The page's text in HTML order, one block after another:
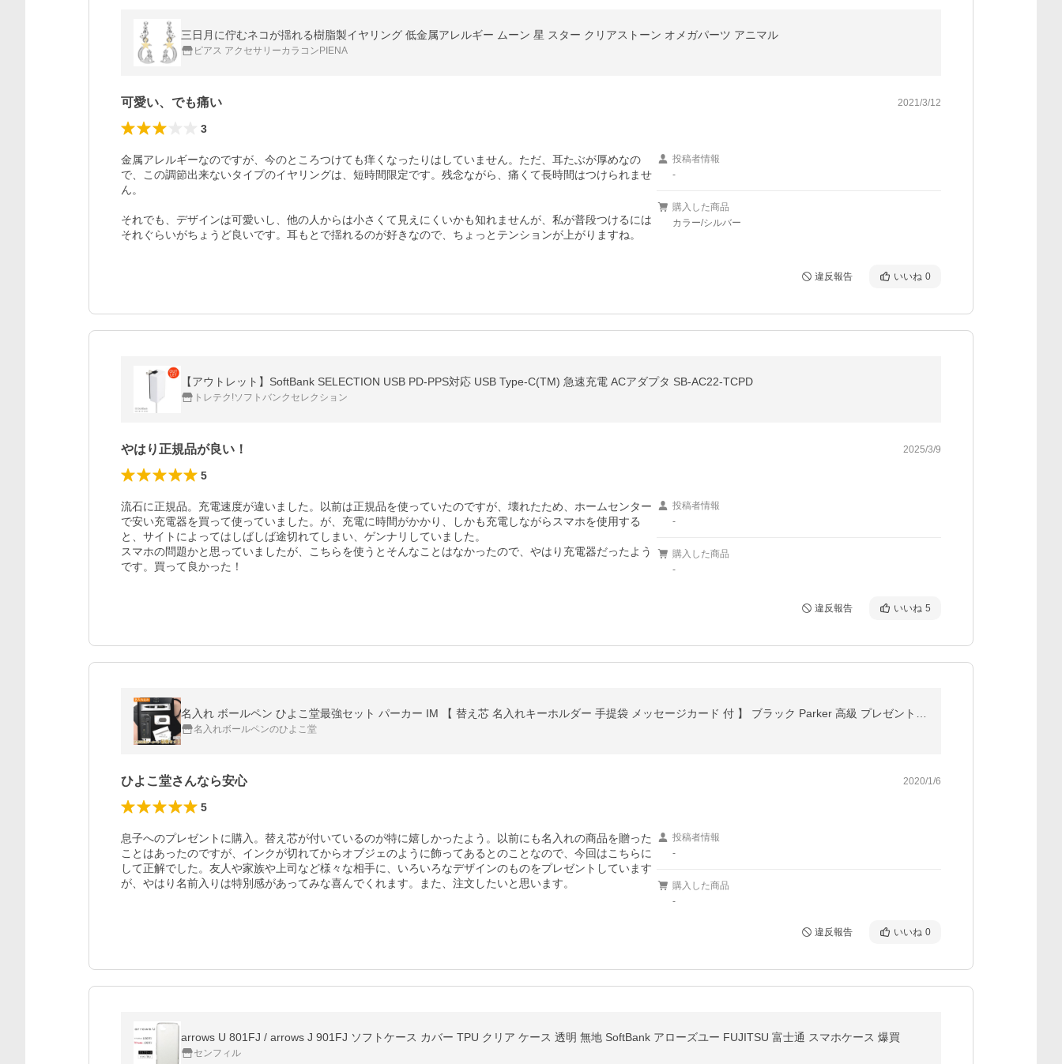
三日月に佇むネコが揺れる樹脂製イヤリング 低金属アレルギー ムーン 星 スター クリアストーン オメガパーツ アニマル
ピアス アクセサリーカラコンPIENA
可愛い、でも痛い 2021/3/12
3
金属アレルギーなのですが、今のところつけても痒くなったりはしていません。ただ、耳たぶが厚めなの
で、この調節出来ないタイプのイヤリングは、短時間限定です。残念ながら、痛くて長時間はつけられませ
ん。
それでも、デザインは可愛いし、他の人からは小さくて見えにくいかも知れませんが、私が普段つけるには
それぐらいがちょうど良いです。耳もとで揺れるのが好きなので、ちょっとテンションが上がりますね。
投稿者情報
-
購入した商品
カラー/シルバー
違反報告 いいね 0
【アウトレット】SoftBank SELECTION USB PD-PPS対応 USB Type-C(TM) 急速充電 ACアダプタ SB-AC22-TCPD
トレテク!ソフトバンクセレクション
やはり正規品が良い！ 2025/3/9
5
流石に正規品。充電速度が違いました。以前は正規品を使っていたのですが、壊れたため、ホームセンター
で安い充電器を買って使っていました。が、充電に時間がかかり、しかも充電しながらスマホを使用する
と、サイトによってはしばしば途切れてしまい、ゲンナリしていました。
スマホの問題かと思っていましたが、こちらを使うとそんなことはなかったので、やはり充電器だったよう
です。買って良かった！
投稿者情報
-
購入した商品
-
違反報告 いいね 5
名入れボールペンのひよこ堂
ひよこ堂さんなら安心 2020/1/6
5
息子へのプレゼントに購入。替え芯が付いているのが特に嬉しかったよう。以前にも名入れの商品を贈った
ことはあったのですが、インクが切れてからオブジェのように飾ってあるとのことなので、今回はこちらに
して正解でした。友人や家族や上司など様々な相手に、いろいろなデザインのものをプレゼントしています
が、やはり名前入りは特別感があってみな喜んでくれます。また、注文したいと思います。
投稿者情報
-
購入した商品
-
違反報告 いいね 0
arrows U 801FJ / arrows J 901FJ ソフトケース カバー TPU クリア ケース 透明 無地 SoftBank アローズユー FUJITSU 富士通 スマホケース 爆買
センフィル